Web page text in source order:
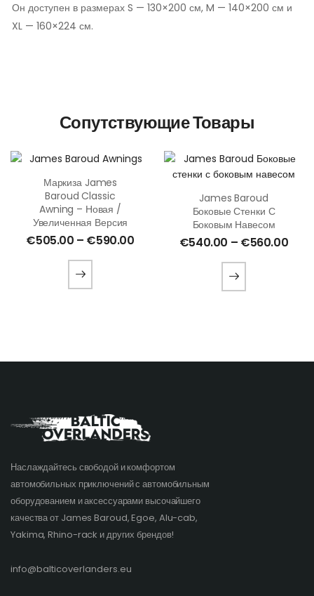
Он доступен в размерах S — 130×200 см, M — 140×200 см и
XL — 160×224 см.
Сопутствующие Товары
Маркиза James
Baroud Classic
Awning – Новая /
Увеличенная Версия
€505.00 – €590.00
James Baroud
Боковые Стенки С
Боковым Навесом
€540.00 – €560.00
Наслаждайтесь свободой и комфортом
автомобильных приключений с автомобильным
оборудованием и аксессуарами высочайшего
качества от James Baroud, Egoe, Alu-cab,
Yakima, Rhino-rack и других брендов!​
info@balticoverlanders.eu